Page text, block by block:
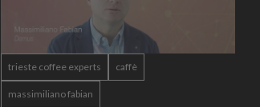
trieste coffee experts caffè
massimiliano fabian